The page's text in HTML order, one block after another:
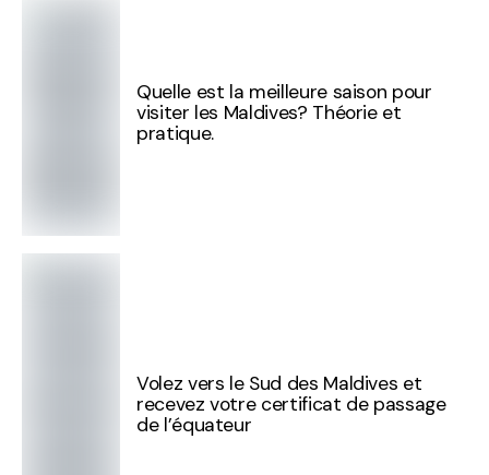
Quelle est la meilleure saison pour
visiter les Maldives? Théorie et
pratique.
Volez vers le Sud des Maldives et
recevez votre certificat de passage
de l’équateur